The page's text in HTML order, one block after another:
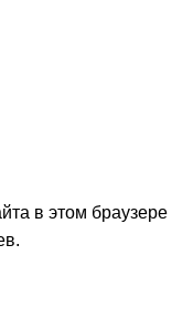
в этом браузере